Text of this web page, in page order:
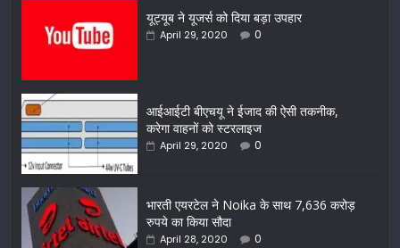
यूट्यूब ने यूजर्स को दिया बड़ा उपहार
April 29, 2020 0
आईआईटी बीएचयू ने ईजाद की ऐसी तकनीक,
करेगा वाहनों को स्टरलाइज
April 29, 2020 0
भारती एयरटेल ने Noika के साथ 7,636 करोड़
रुपये का किया सौदा
April 28, 2020 0